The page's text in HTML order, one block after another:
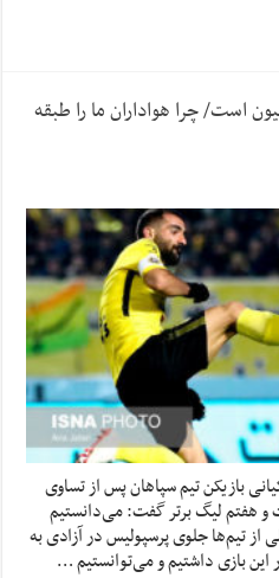
است/ چرا هواداران ما را طبقه
بازیکن تیم سپاهان پس از تساوی
و هفتم لیگ برتر گفت: می‌دانستیم
تیم‌ها جلوی پرسپولیس در آزادی به
بازی داشتیم و می‌توانستیم …